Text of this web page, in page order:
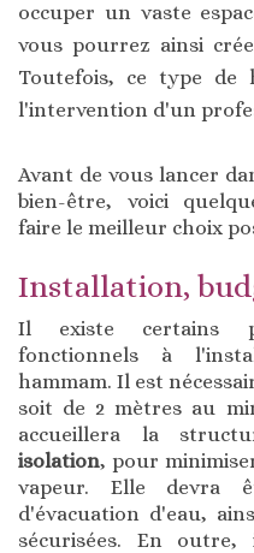
occuper un vaste
vous pourrez ainsi
Toutefois, ce type de
l'intervention d'un
Avant de vous lancer
bien-être, voici
faire le meilleur choix
Installation,
Il existe certains
fonctionnels à
hammam. Il est
soit de 2 mètres au
accueillera la
isolation, pour
vapeur. Elle devra
d'évacuation d'eau,
sécurisées. En